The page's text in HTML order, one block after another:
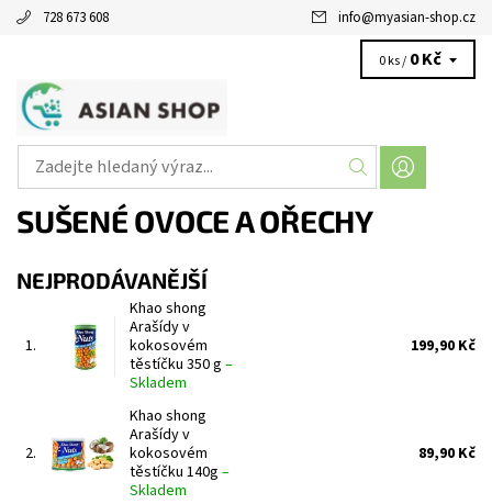
728 673 608 info@myasian-shop.cz
0 ks / 0 Kč
SUŠENÉ OVOCE A OŘECHY
NEJPRODÁVANĚJŠÍ
1.
Khao shong
Arašídy v
kokosovém
těstíčku 350 g –
Skladem
199,90 Kč
2.
Khao shong
Arašídy v
kokosovém
těstíčku 140g –
Skladem
89,90 Kč